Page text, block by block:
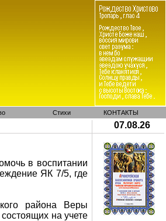
Стихи КОНТАКТЫ
07.08.26
в воспитании
ЯК 7/5, где
района Веры
на учете